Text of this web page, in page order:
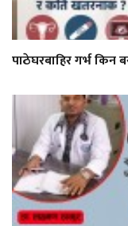
पाठेघरबाहिर गर्भ किन